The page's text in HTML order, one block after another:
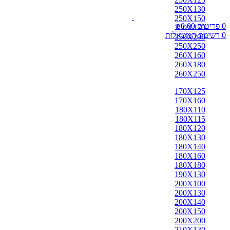
0 פריטים ₪0.00
0 רשימת המשאלות
250X130
250X150
250X170
250X200
250X250
260X160
260X180
260X250
170X125
170X160
180X110
180X115
180X120
180X130
180X140
180X160
180X180
190X130
200X100
200X130
200X140
200X150
200X200
אבאדה
אובוסון
אוזבקי
איספהאן
אנגלי
אפגן
ארדביל
באלוצי
בחטיאר
ביג'אר
בירגאנד
בלגי
ברבר
ג'יג'ים
גאבה
גבה
גוש'אגן
גושאגאן
דורוחש
האגלו
הודי
הולביין
הריז